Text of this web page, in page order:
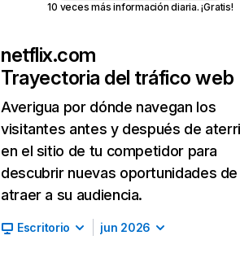
10 veces más información diaria. ¡Gratis!
netflix.com
Trayectoria del tráfico web
Averigua por dónde navegan los
visitantes antes y después de
en el sitio de tu competidor para
descubrir nuevas oportunidades de
atraer a su audiencia.
Escritorio jun 2026